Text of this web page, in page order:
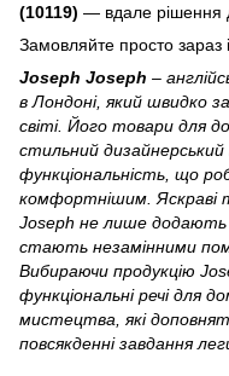
(10119) — вдале рішення
Замовляйте просто зараз
Joseph Joseph –
в Лондоні, який швидко
світі. Його товари для
стильний
функціональність, що
комфортнішим. Яскраві
Joseph не лише додають
стають незамінними
Вибираючи продукцію
функціональні речі для
мистецтва, які
повсякденні завдання